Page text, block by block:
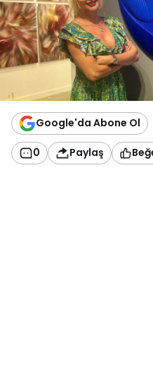
Google'da Abone Ol
0 Paylaş